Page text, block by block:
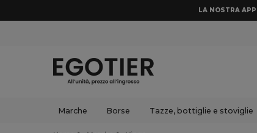
LA NOSTRA
Marche Borse Tazze, bottiglie e stoviglie